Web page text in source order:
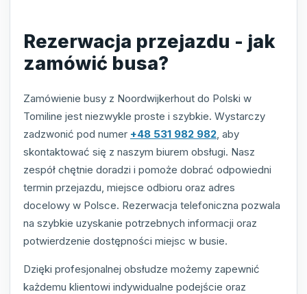
Rezerwacja przejazdu - jak
zamówić busa?
Zamówienie busy z Noordwijkerhout do Polski w
Tomiline jest niezwykle proste i szybkie. Wystarczy
zadzwonić pod numer +48 531 982 982, aby
skontaktować się z naszym biurem obsługi. Nasz
zespół chętnie doradzi i pomoże dobrać odpowiedni
termin przejazdu, miejsce odbioru oraz adres
docelowy w Polsce. Rezerwacja telefoniczna pozwala
na szybkie uzyskanie potrzebnych informacji oraz
potwierdzenie dostępności miejsc w busie.
Dzięki profesjonalnej obsłudze możemy zapewnić
każdemu klientowi indywidualne podejście oraz